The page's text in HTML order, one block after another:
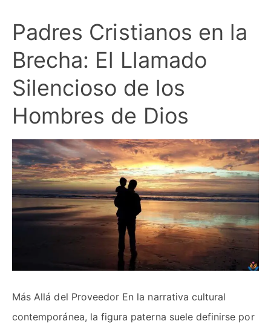
Padres Cristianos en la
Brecha: El Llamado
Silencioso de los
Hombres de Dios
Más Allá del Proveedor En la narrativa cultural
contemporánea, la figura paterna suele definirse por